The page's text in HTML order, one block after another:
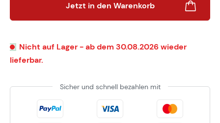
Jetzt in den Warenkorb
Nicht auf Lager - ab dem 30.08.2026 wieder
lieferbar.
Sicher und schnell bezahlen mit